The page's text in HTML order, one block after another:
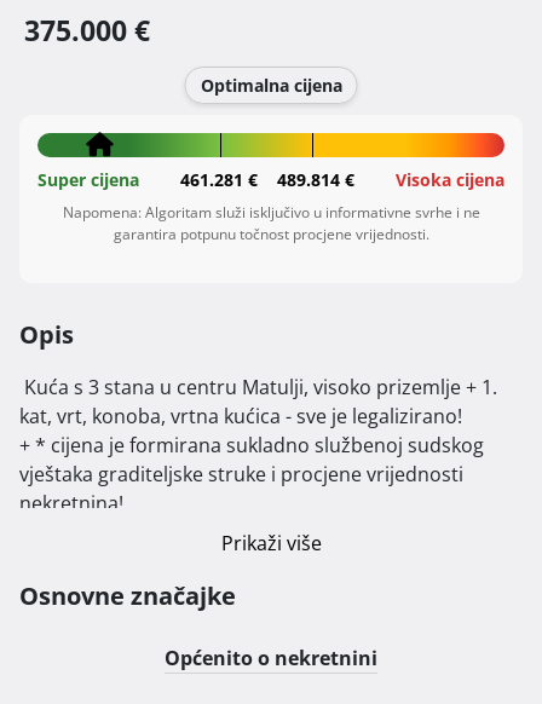
375.000 €
Optimalna cijena
Super cijena 461.281 € 489.814 € Visoka cijena
Napomena: Algoritam služi isključivo u informativne svrhe i ne
garantira potpunu točnost procjene vrijednosti.
Opis
kat, vrt, konoba, vrtna kućica - sve je legalizirano!
+ * cijena je formirana sukladno službenoj sudskog
vještaka graditeljske struke i procjene vrijednosti
nekretnina!
+ Čisto vlasništvo bez tereta, sve potrebne dozvole,
+ privatna prodaja izravno od vlasnika, molim
posrednike da ne zovu!
Ova nekretnina ima puno za ponuditi: 239 m2
Prikaži više
Osnovne značajke
Općenito o nekretnini